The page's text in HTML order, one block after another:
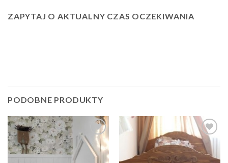
ZAPYTAJ O AKTUALNY CZAS OCZEKIWANIA
PODOBNE PRODUKTY
Dodaj
do
listy
Dodaj
do
listy